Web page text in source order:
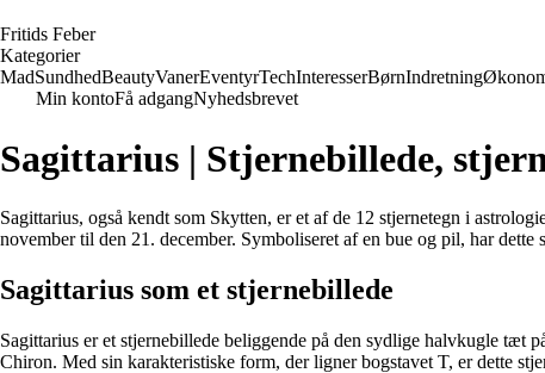
Fritids Feber
Kategorier
MadSundhedBeautyVanerEventyrTechInteresserBørnIndretning
Min kontoFå adgangNyhedsbrevet
Sagittarius | Stjernebillede,
Sagittarius, også kendt som Skytten, er et af de 12 stjernetegn i
november til den 21. december. Symboliseret af en bue og pil, har
Sagittarius som et stjernebillede
Sagittarius er et stjernebillede beliggende på den sydlige halvkugle tæt
Chiron. Med sin karakteristiske form, der ligner bogstavet T, er dette